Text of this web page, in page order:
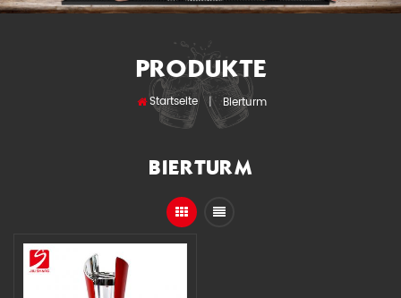
PRODUKTE
Startseite | Bierturm
BIERTURM